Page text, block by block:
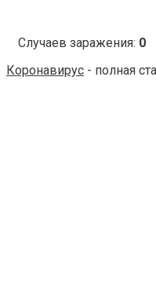
Случаев заражения: 0
Коронавирус - полная